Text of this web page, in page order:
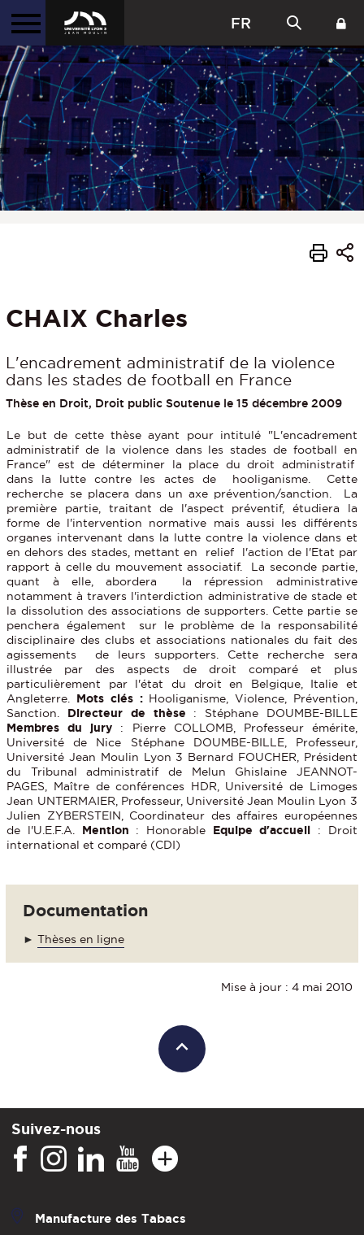
FR
CHAIX Charles
L'encadrement administratif de la violence
dans les stades de football en France
Thèse en Droit, Droit public Soutenue le 15 décembre 2009
Le but de cette thèse ayant pour intitulé "L'encadrement
administratif de la violence dans les stades de football en
France" est de déterminer la place du droit administratif
dans la lutte contre les actes de hooliganisme. Cette
recherche se placera dans un axe prévention/sanction. La
première partie, traitant de l'aspect préventif, étudiera la
forme de l'intervention normative mais aussi les différents
organes intervenant dans la lutte contre la violence dans et
en dehors des stades, mettant en relief l'action de l'Etat par
rapport à celle du mouvement associatif. La seconde partie,
quant à elle, abordera la répression administrative
notamment à travers l'interdiction administrative de stade et
la dissolution des associations de supporters. Cette partie se
penchera également sur le problème de la responsabilité
disciplinaire des clubs et associations nationales du fait des
agissements de leurs supporters. Cette recherche sera
illustrée par des aspects de droit comparé et plus
particulièrement par l'état du droit en Belgique, Italie et
Angleterre. Mots clés :Hooliganisme, Violence, Prévention,
Sanction. Directeur de thèse : Stéphane DOUMBE-BILLE
Membres du jury : Pierre COLLOMB, Professeur émérite,
Université de Nice Stéphane DOUMBE-BILLE, Professeur,
Université Jean Moulin Lyon 3 Bernard FOUCHER, Président
du Tribunal administratif de Melun Ghislaine JEANNOT-
PAGES, Maître de conférences HDR, Université de Limoges
Jean UNTERMAIER, Professeur, Université Jean Moulin Lyon 3
Julien ZYBERSTEIN, Coordinateur des affaires européennes
de l'U.E.F.A. Mention : Honorable Equipe d'accueil : Droit
international et comparé (CDI)
Documentation
► Thèses en ligne
Mise à jour : 4 mai 2010
Suivez-nous
Manufacture des Tabacs